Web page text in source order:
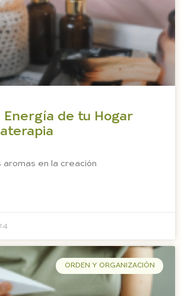
Energía de tu Hogar
aromas en la creación
ORDEN Y ORGANIZACIÓN